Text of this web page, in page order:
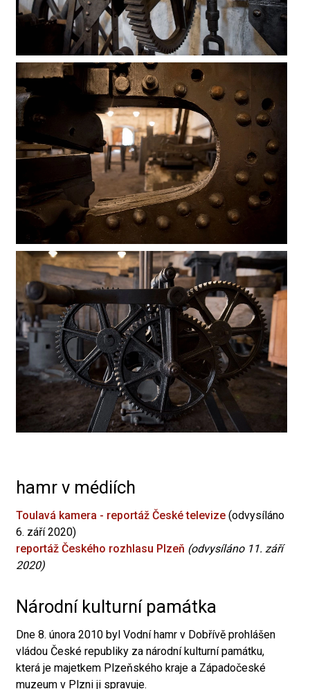
hamr v médiích
Toulavá kamera - reportáž České televize (odvysíláno
6. září 2020)
reportáž Českého rozhlasu Plzeň (odvysíláno 11. září
2020)
Národní kulturní památka
Dne 8. února 2010 byl Vodní hamr v Dobřívě prohlášen
vládou České republiky za národní kulturní památku,
která je majetkem Plzeňského kraje a Západočeské
muzeum v Plzni ji spravuje.